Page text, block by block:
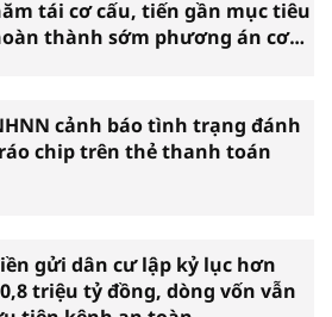
tái cơ cấu, tiến gần mục tiêu
thành sớm phương án cơ
cảnh báo tình trạng đánh
chip trên thẻ thanh toán
gửi dân cư lập kỷ lục hơn
triệu tỷ đồng, dòng vốn vẫn